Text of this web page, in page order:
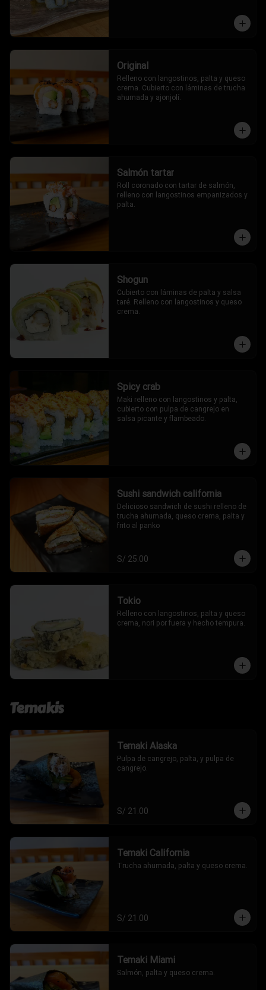
Original
Relleno con langostinos, palta y queso
crema. Cubierto con láminas de trucha
ahumada y ajonjolí.
Salmón tartar
Roll coronado con tartar de salmón,
relleno con langostinos empanizados y
palta.
Shogun
Cubierto con láminas de palta y salsa
taré. Relleno con langostinos y queso
crema.
Spicy crab
Maki relleno con langostinos y palta,
cubierto con pulpa de cangrejo en
salsa picante y flambeado.
Sushi sandwich california
Delicioso sandwich de sushi relleno de
trucha ahumada, queso crema, palta y
frito al panko
S/ 25.00
Tokio
Relleno con langostinos, palta y queso
crema, nori por fuera y hecho tempura.
Temakis
Temaki Alaska
Pulpa de cangrejo, palta, y pulpa de
cangrejo.
S/ 21.00
Temaki California
Trucha ahumada, palta y queso crema.
S/ 21.00
Temaki Miami
Salmón, palta y queso crema.